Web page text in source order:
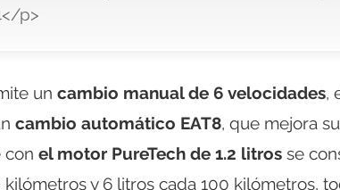
p>
un cambio manual de 6 velocidades,
cambio automático EAT8, que mejora
con el motor PureTech de 1.2 litros se
y 6 litros cada 100 kilómetros,